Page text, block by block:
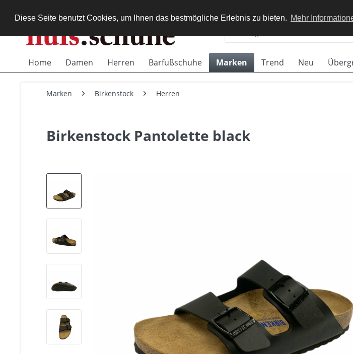
Diese Seite benutzt Cookies, um Ihnen das bestmögliche Erlebnis zu bieten. Mehr
Home Damen Herren Barfußschuhe Marken Trend Neu
Marken Birkenstock Herren
Birkenstock Pantolette black